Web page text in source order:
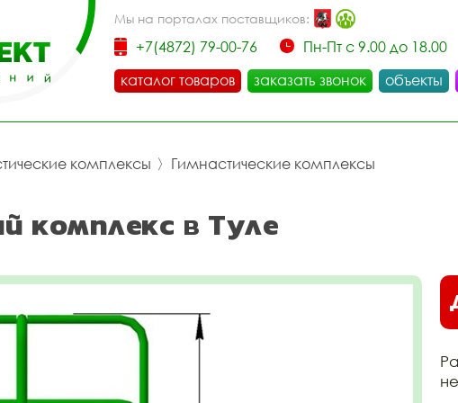
Мы на порталах поставщиков:
+7(4872) 79-00-76
Пн-Пт с 9.00 до 18.00
каталог товаров
заказать звонок объекты
комплексы 〉 Гимнастические комплексы
комплекс в Туле